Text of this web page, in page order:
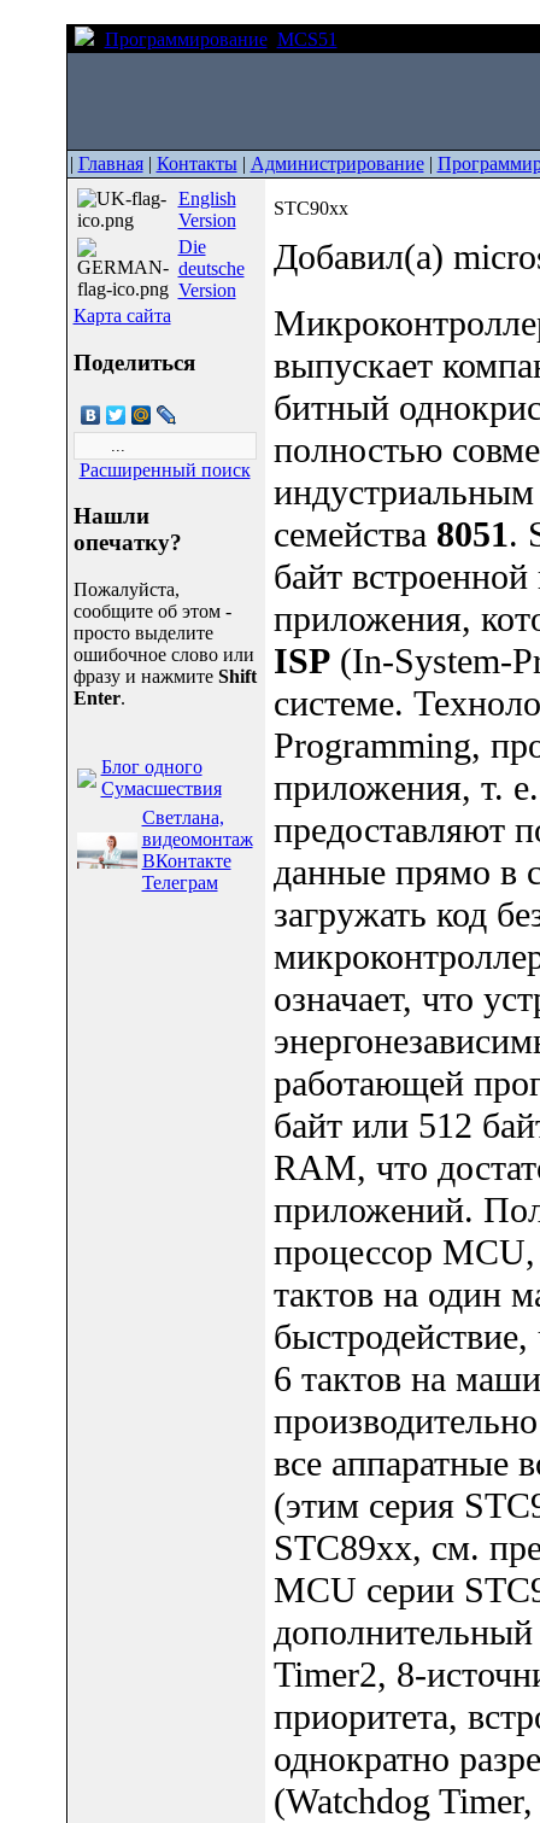
Программирование MCS51
| Главная| Контакты| Администрирование|
English
Version
Die
deutsche
Version
Карта сайта
Поделиться
Расширенный поиск
Нашли
опечатку?
Пожалуйста,
сообщите об этом -
просто выделите
ошибочное слово или
фразу и нажмите Shift
Enter.
Блог одного
Сумасшествия
Светлана,
видеомонтаж
ВКонтакте
Телеграм
STC90xx
Добавил(а)
выпускает
битный
полностью
индустриальным
семейства 8051.
байт
приложения,
ISP(In-System-
системе.
Programming,
приложения, т.
предоставляют
данные прямо в
загружать код
означает, что
работающей
байт или 512
RAM, что
приложений.
процессор
тактов на один
6 тактов на
все аппаратные
(этим серия
STC89xx, см.
MCU серии
Timer2, 8-
приоритета,
однократно
(Watchdog